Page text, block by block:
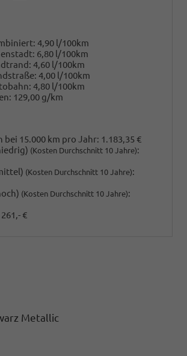
4,90 l/100km
6,80 l/100km
4,60 l/100km
4,00 l/100km
4,80 l/100km
129,00 g/km
bei 15.000 km pro Jahr: 1.183,35 €
(Kosten Durchschnitt 10 Jahre):
(Kosten Durchschnitt 10 Jahre):
(Kosten Durchschnitt 10 Jahre):
261,- €
Metallic